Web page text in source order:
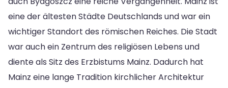
eine der ältesten Städte Deutschlands und war ein
wichtiger Standort des römischen Reiches. Die Stadt
war auch ein Zentrum des religiösen Lebens und
diente als Sitz des Erzbistums Mainz. Dadurch hat
Mainz eine lange Tradition kirchlicher Architektur